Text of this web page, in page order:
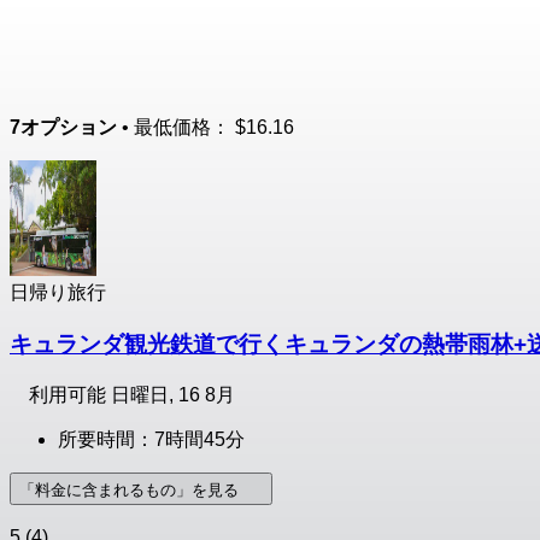
7オプション • 最低価格： $16.16
日帰り旅行
キュランダ観光鉄道で行くキュランダの熱帯雨林+
利用可能 日曜日, 16 8月
所要時間：7時間45分
「料金に含まれるもの」を見る